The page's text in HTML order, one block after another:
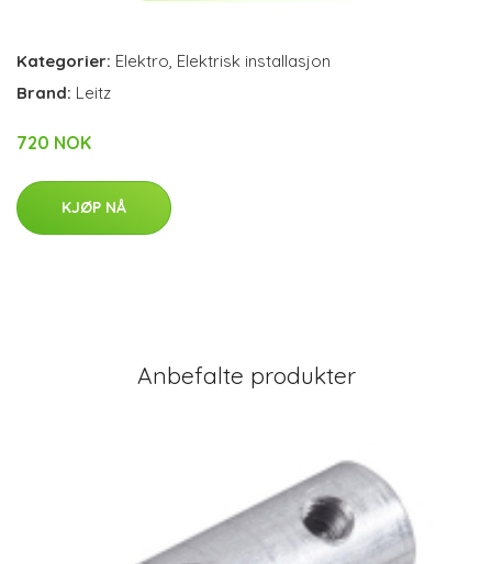
Kategorier: Elektro Elektrisk installasjon
Brand: Leitz
720 NOK
KJØP NÅ
Anbefalte produkter